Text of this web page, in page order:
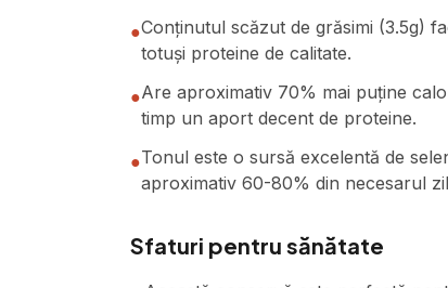
●Conținutul scăzut de grăsimi (3.5g)
totuși proteine de calitate.
●Are aproximativ 70% mai puține
timp un aport decent de proteine.
●Tonul este o sursă excelentă de
aproximativ 60-80% din necesarul
Sfaturi pentru sănătate